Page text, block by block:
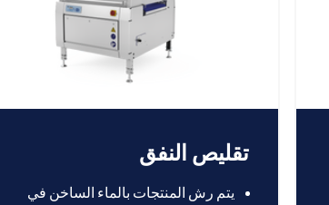
تقليص النفق
يتم رش المنتجات بالماء الساخن في